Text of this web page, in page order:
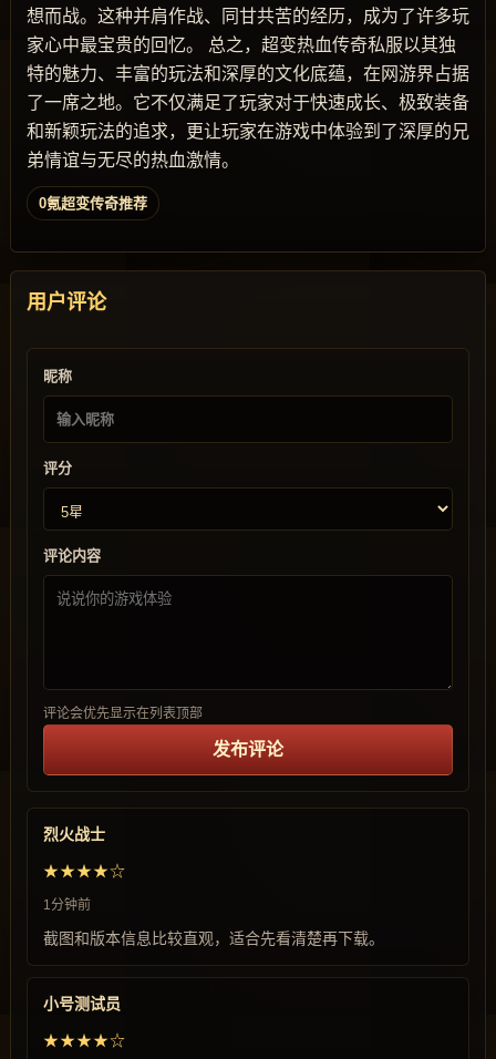
想而战。这种并肩作战、同甘共苦的经历，成为了许多玩
家心中最宝贵的回忆。 总之，超变热血传奇私服以其独
特的魅力、丰富的玩法和深厚的文化底蕴，在网游界占据
了一席之地。它不仅满足了玩家对于快速成长、极致装备
和新颖玩法的追求，更让玩家在游戏中体验到了深厚的兄
弟情谊与无尽的热血激情。
0氪超变传奇推荐
用户评论
昵称
评分
评论内容
评论会优先显示在列表顶部
发布评论
烈火战士
★★★★☆
1分钟前
截图和版本信息比较直观，适合先看清楚再下载。
小号测试员
★★★★☆